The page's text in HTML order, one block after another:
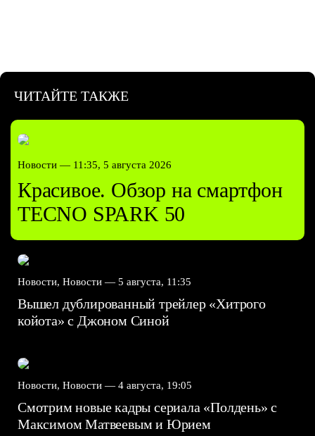
ЧИТАЙТЕ ТАКЖЕ
Новости — 11:35, 5 августа 2026
Красивое. Обзор на смартфон
TECNO SPARK 50
Новости, Новости — 5 августа, 11:35
Вышел дублированный трейлер «Хитрого
койота» с Джоном Синой
Новости, Новости — 4 августа, 19:05
Смотрим новые кадры сериала «Полдень» с
Максимом Матвеевым и Юрием